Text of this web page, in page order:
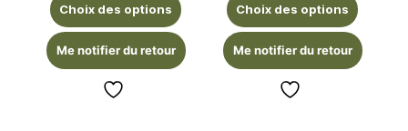
Choix des options
Me notifier du retour
Choix des options
Me notifier du retour